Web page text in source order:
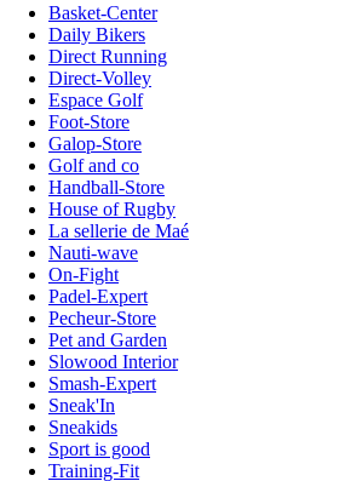
Basket-Center
Daily Bikers
Direct Running
Direct-Volley
Espace Golf
Foot-Store
Galop-Store
Golf and co
Handball-Store
House of Rugby
La sellerie de Maé
Nauti-wave
On-Fight
Padel-Expert
Pecheur-Store
Pet and Garden
Slowood Interior
Smash-Expert
Sneak'In
Sneakids
Sport is good
Training-Fit